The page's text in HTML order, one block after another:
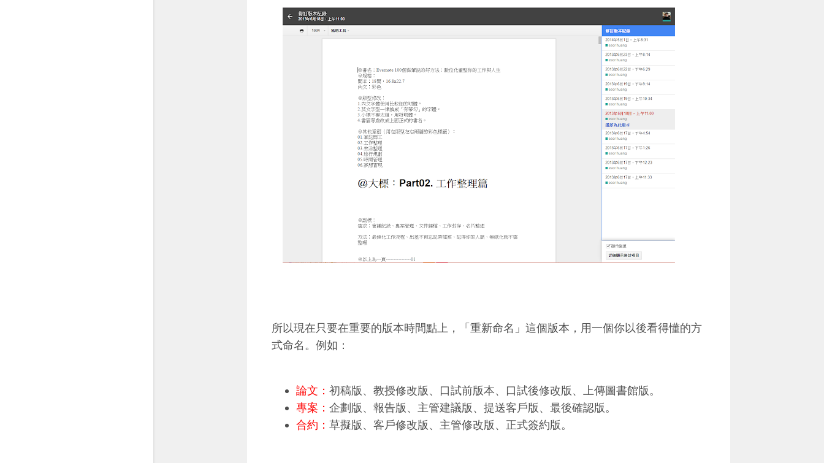
所以現在只要在重要的版本時間點上，「重新命名」這個版本，用一個你以後看得懂的方
式命名。例如：
論文： 初稿版、教授修改版、口試前版本、口試後修改版、上傳圖書館版。
專案： 企劃版、報告版、主管建議版、提送客戶版、最後確認版。
合約： 草擬版、客戶修改版、主管修改版、正式簽約版。